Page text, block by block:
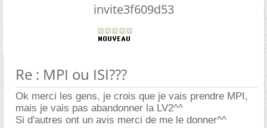
invite3f609d53
Re : MPI ou ISI???
Ok merci les gens, je crois que je vais prendre MPI,
mais je vais pas abandonner la LV2^^
Si d'autres ont un avis merci de me le donner^^